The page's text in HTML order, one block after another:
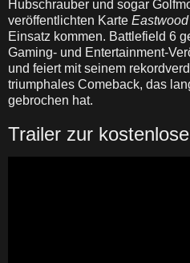
Hubschrauber und sogar
veröffentlichten Karte Eastwood
Einsatz kommen. Battlefield 6
Gaming- und Entertainment-
und feiert mit seinem
triumphales Comeback, das
gebrochen hat.
Trailer zur